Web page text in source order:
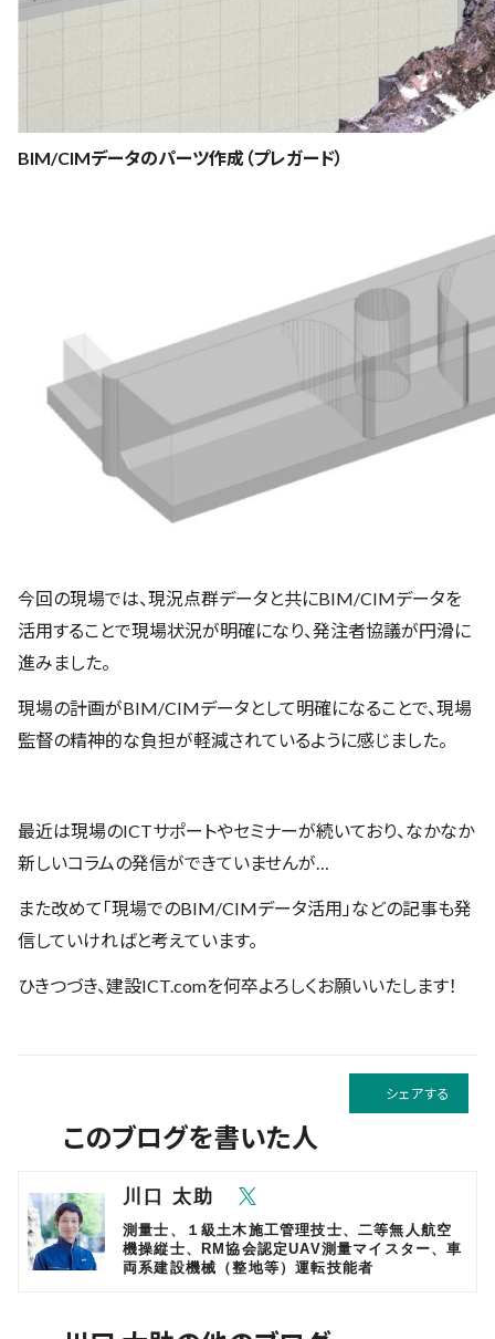
BIM/CIMデータのパーツ作成（プレガード）
今回の現場では、現況点群データと共にBIM/CIMデータを
活用することで現場状況が明確になり、発注者協議が円滑に
進みました。
現場の計画がBIM/CIMデータとして明確になることで、現場
監督の精神的な負担が軽減されているように感じました。
最近は現場のICTサポートやセミナーが続いており、なかなか
新しいコラムの発信ができていませんが…
また改めて「現場でのBIM/CIMデータ活用」などの記事も発
信していければと考えています。
ひきつづき、建設ICT.comを何卒よろしくお願いいたします！
シェアする
このブログを書いた人
川口 太助
測量士、１級土木施工管理技士、二等無人航空
機操縦士、RM協会認定UAV測量マイスター、車
両系建設機械（整地等）運転技能者